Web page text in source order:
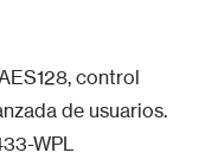
control
de usuarios.
WPL